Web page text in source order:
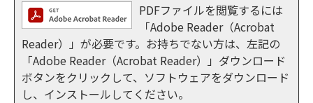
PDFファイルを閲覧するには
「Adobe Reader（Acrobat
Reader）」が必要です。お持ちでない方は、左記の
「Adobe Reader（Acrobat Reader）」ダウンロード
ボタンをクリックして、ソフトウェアをダウンロード
し、インストールしてください。